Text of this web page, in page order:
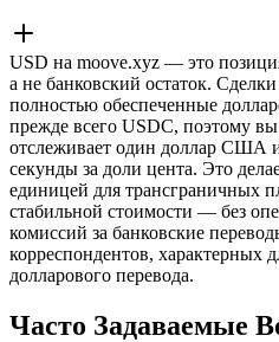
USD на moove.xyz — это
а не банковский остаток.
полностью обеспеченные
прежде всего USDC, поэтому
отслеживает один доллар США и
секунды за доли цента. Это
единицей для трансграничных
стабильной стоимости — без
комиссий за банковские
корреспондентов, характерных
долларового перевода.
Часто Задаваемые